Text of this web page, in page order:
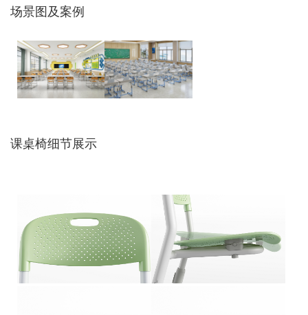
场景图及案例
课桌椅细节展示